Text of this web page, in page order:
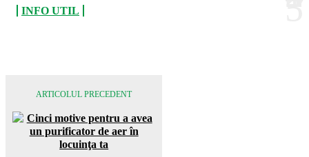
INFO UTIL
ARTICOLUL PRECEDENT